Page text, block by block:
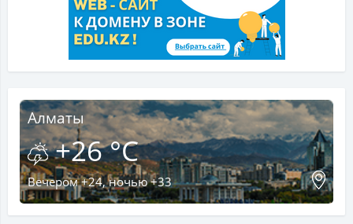
Алматы
+26 °C
Вечером +24, ночью +33